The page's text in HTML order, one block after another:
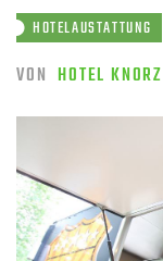
HOTELAUSTATTUNG
VON HOTEL KNORZ